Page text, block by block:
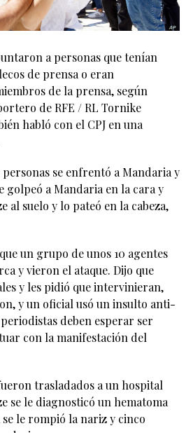
a personas que tenían
de prensa o eran
de la prensa, según
de RFE / RL Tornike
habló con el CPJ en una
se enfrentó a Mandaria y
golpeó a Mandaria en la cara y
al suelo y lo pateó en la cabeza,
un grupo de unos 10 agentes
y vieron el ataque. Dijo que
y les pidió que intervinieran,
y un oficial usó un insulto anti-
deben esperar ser
con la manifestación del
trasladados a un hospital
se le diagnosticó un hematoma
le rompió la nariz y cinco